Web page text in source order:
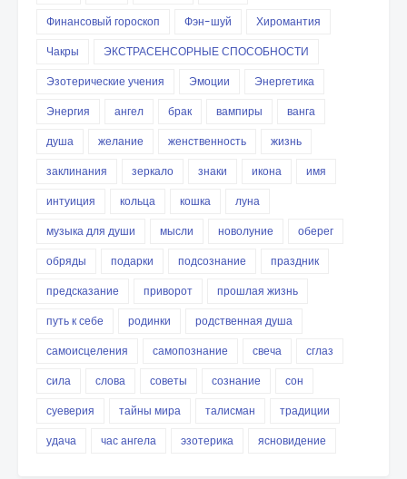
Финансовый гороскоп
Фэн-шуй
Хиромантия
Чакры
ЭКСТРАСЕНСОРНЫЕ СПОСОБНОСТИ
Эзотерические учения
Эмоции
Энергетика
Энергия
ангел брак вампиры
ванга
душа
желание женственность
жизнь
заклинания
зеркало знаки икона
имя
интуиция
кольца кошка
луна
музыка для души
мысли новолуние
оберег
обряды
подарки подсознание
праздник
предсказание
приворот
прошлая жизнь
путь к себе
родинки
родственная душа
самоисцеления
самопознание свеча
сглаз
сила
слова советы сознание
сон
суеверия
тайны мира талисман
традиции
удача
час ангела эзотерика ясновидение